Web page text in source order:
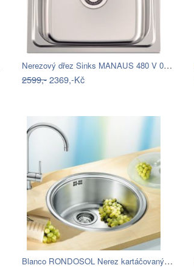
Nerezový dřez Sinks MANAUS 480 V 0,7mm…
2599,-2369,-Kč
Blanco RONDOSOL Nerez kartáčovaný 3 1/2…